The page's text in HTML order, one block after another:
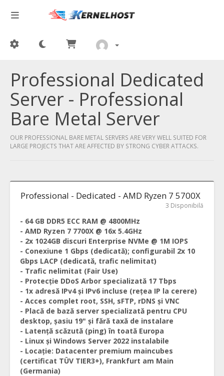
Professional Dedicated
Server - Professional
Bare Metal Server
OUR PROFESSIONAL BARE METAL SERVERS ARE VERY WELL SUITED FOR
LARGE PROJECTS THAT ARE AFFECTED BY STRONG CYBER ATTACKS.
Professional - Dedicated - AMD Ryzen 7 5700X
3 Disponibilă
- 64 GB DDR5 ECC RAM @ 4800MHz
- AMD Ryzen 7 7700X @ 16x 5.4GHz
- 2x 1024GB discuri Enterprise NVMe @ 1M IOPS
- Conexiune 1 Gbps (dedicată); configurabil 2x 10
Gbps LACP (dedicată, trafic nelimitat)
- Trafic nelimitat (Fair Use)
- Protecție DDoS Arbor specializată 17 Tbps
- 1x adresă IPv4 și IPv6 incluse (rețea IP la cerere)
- Acces complet root, SSH, sFTP, rDNS și VNC
- Placă de bază server specializată pentru CPU
desktop, șasiu 19" și fără taxă de instalare
- Latență scăzută (ping) în toată Europa
- Linux și Windows Server 2022 instalabile
- Locație: Datacenter premium maincubes
(certificat TÜV TIER3+), Frankfurt am Main
(Germania)